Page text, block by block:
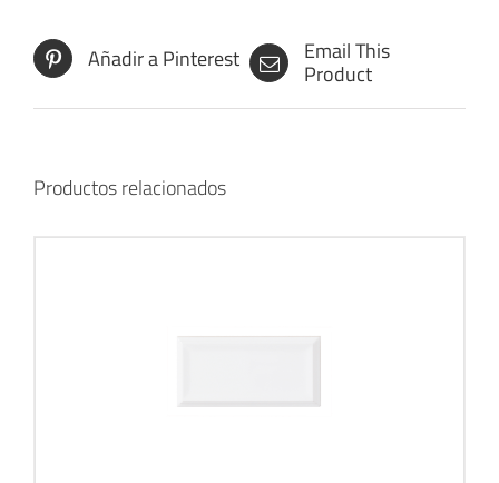
Añadir a Pinterest Email This
Product
Productos relacionados